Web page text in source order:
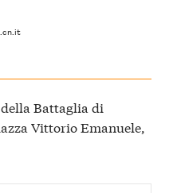
Battaglia di
Vittorio Emanuele,